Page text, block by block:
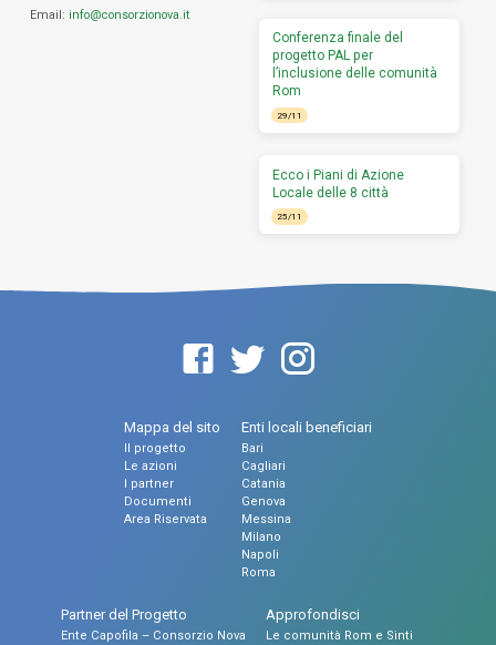
Email: info@consorzionova.it
Conferenza finale del
progetto PAL per
l’inclusione delle comunità
Rom
29/11
Ecco i Piani di Azione
Locale delle 8 città
25/11
Mappa del sito
Il progetto
Le azioni
I partner
Documenti
Area Riservata
Enti locali beneficiari
Bari
Cagliari
Catania
Genova
Messina
Milano
Napoli
Roma
Partner del Progetto
Ente Capofila – Consorzio Nova
Approfondisci
Le comunità Rom e Sinti